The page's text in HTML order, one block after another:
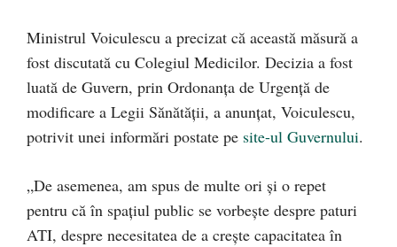
Ministrul Voiculescu a precizat că această măsură a
fost discutată cu Colegiul Medicilor. Decizia a fost
luată de Guvern, prin Ordonanţa de Urgenţă de
modificare a Legii Sănătăţii, a anunțat, Voiculescu,
potrivit unei informări postate pe site-ul Guvernului.
„De asemenea, am spus de multe ori și o repet
pentru că în spațiul public se vorbește despre paturi
ATI, despre necesitatea de a crește capacitatea în